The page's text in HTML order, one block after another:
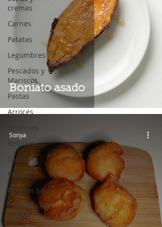
cremas
Carnes
Patatas
Legumbres
Pescados y
Mariscos
Pastas
Arroces
Verduras
Bebidas
Salsas
Masas
Recetas base
Limpieza del
hogar
Boniato asado
Sonya